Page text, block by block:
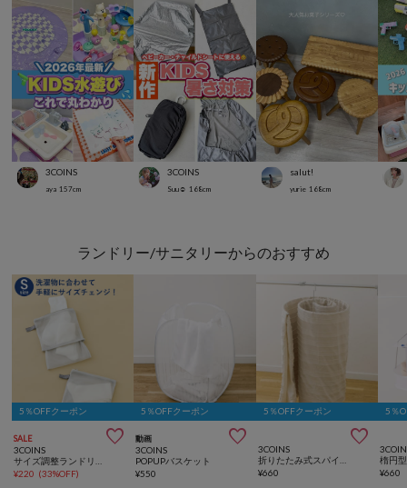
3COINS
aya 157cm
3COINS
Suu☺︎ 168cm
salut!
yurie 168cm
ランドリー/サニタリーからのおすすめ
5％OFFクーポン
SALE 
3COINS
¥220 (33%OFF)
5％OFFクーポン
動画 
3COINS
POPUPバスケット
¥550
5％OFFクーポン

3COINS
¥660
5％
楕円
¥660